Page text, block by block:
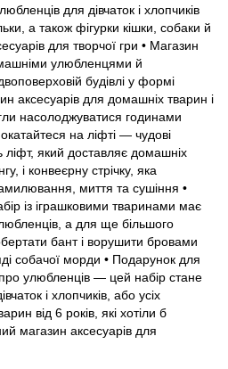
для дівчаток і хлопчиків
а також фігурки кішки, собаки й
для творчої гри • Магазин
улюбленцями й
будівлі у формі
аксесуарів для домашніх тварин і
насолоджуватися годинами
на ліфті — чудові
ліфт, який доставляє домашніх
і конвеєрну стрічку, яка
миття та сушіння •
із іграшковими тваринами має
а для ще більшого
бант і ворушити бровами
собачої морди • Подарунок для
про улюбленців — цей набір стане
і хлопчиків, або усіх
від 6 років, які хотіли б
магазин аксесуарів для